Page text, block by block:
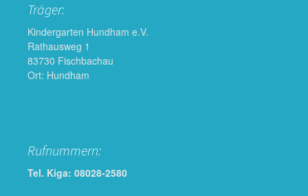
Träger:
Kindergarten Hundham e.V.
Rathausweg 1
83730 Fischbachau
Ort: Hundham
Rufnummern:
Tel. Kiga: 08028-2580